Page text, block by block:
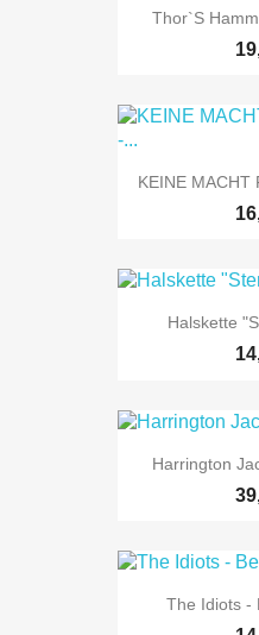
Thor`s
KEINE MACHT
Halskette
Harrington
The Idiots -